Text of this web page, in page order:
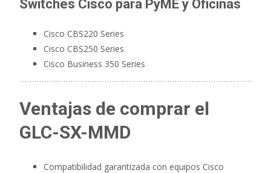
Switches Cisco para PyME y Oficinas
Cisco CBS220 Series
Cisco CBS250 Series
Cisco Business 350 Series
Ventajas de comprar el
GLC-SX-MMD
Compatibilidad garantizada con equipos Cisco